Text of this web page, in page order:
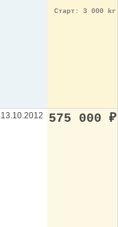
Старт: 3 000 kr
13.10.2012 575 000 ₽